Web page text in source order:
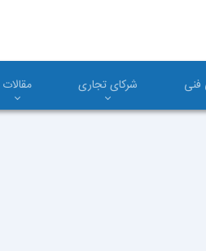
فنی شرکای تجاری مقالات